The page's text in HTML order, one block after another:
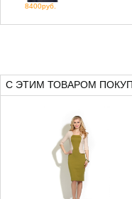
8400руб.
С ЭТИМ ТОВАРОМ